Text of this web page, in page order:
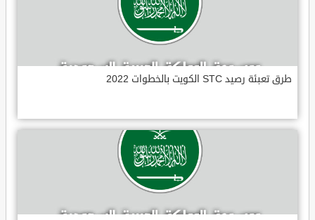
طرق تعبئة رصيد STC الكويت بالخطوات 2022